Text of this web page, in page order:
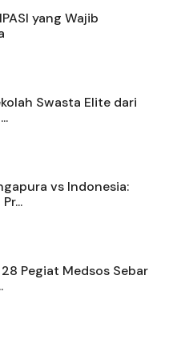
yang Wajib
Swasta Elite dari
vs Indonesia:
Pegiat Medsos Sebar